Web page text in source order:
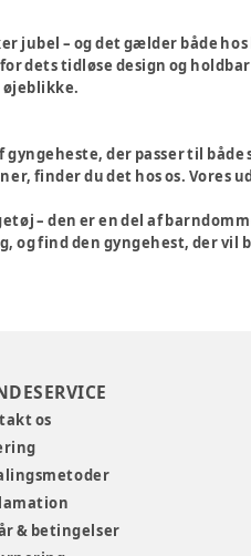
jubel – og det gælder både
tidløse design og
øjeblikke.
gyngeheste, der passer til
finder du det hos os. Vores
– den er en del af
og find den gyngehest, der
os
& betingelser